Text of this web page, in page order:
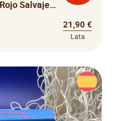
Morrillo de Atún Rojo Salvaje Don Bocarte
21,90 €
Lata